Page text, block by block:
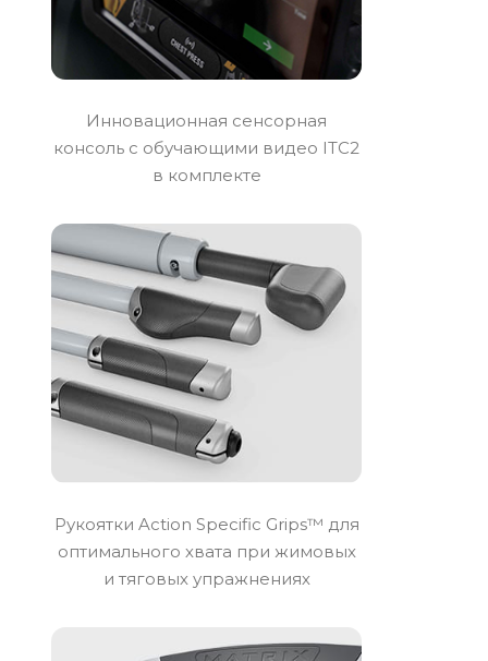
Инновационная сенсорная
консоль с обучающими видео ITC2
в комплекте
Рукоятки Action Specific Grips™ для
оптимального хвата при жимовых
и тяговых упражнениях